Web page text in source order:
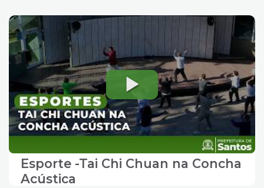
Esporte -Tai Chi Chuan na Concha
Acústica